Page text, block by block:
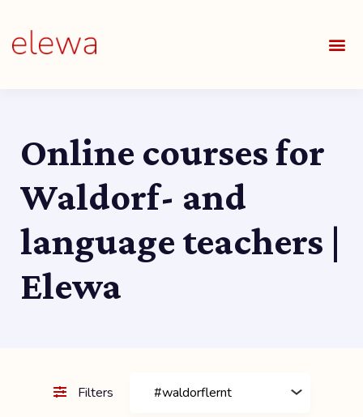
Online courses for
Waldorf- and
language teachers |
Elewa
Filters